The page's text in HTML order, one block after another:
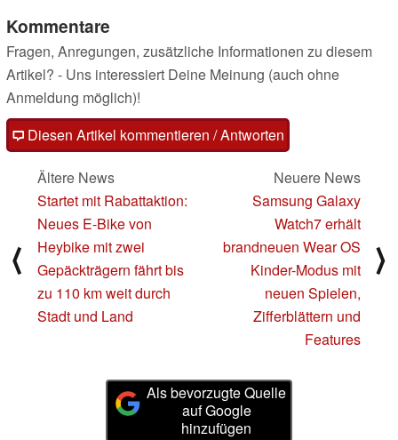
Kommentare
Fragen, Anregungen, zusätzliche Informationen zu diesem
Artikel? - Uns interessiert Deine Meinung (auch ohne
Anmeldung möglich)!
Diesen Artikel kommentieren / Antworten
⟨
Ältere News
Startet mit Rabattaktion:
Neues E-Bike von
Heybike mit zwei
Gepäckträgern fährt bis
zu 110 km weit durch
Stadt und Land
Neuere News
Samsung Galaxy
Watch7 erhält
brandneuen Wear OS
Kinder-Modus mit
neuen Spielen,
Zifferblättern und
Features
⟩
Als bevorzugte Quelle
auf Google
hinzufügen